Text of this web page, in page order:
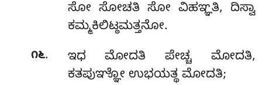
ಸೋ ಸೋಚತಿ ಸೋ ವಿಹಞ್ಞತಿ, ದಿಸ್ವಾ
ಕಮ್ಮಕಿಲಿಟ್ಠಮತ್ತನೋ.
೧೬.
ಇಧ ಮೋದತಿ ಪೇಚ್ಚ ಮೋದತಿ,
ಕತಪುಞ್ಞೋ ಉಭಯತ್ಥ ಮೋದತಿ;